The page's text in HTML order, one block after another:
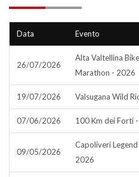
Data Evento
26/07/2026
Alta Valtellina Bike
Marathon - 2026
19/07/2026 Valsugana Wild
07/06/2026 100 Km dei Forti
09/05/2026
Capoliveri Legend
2026